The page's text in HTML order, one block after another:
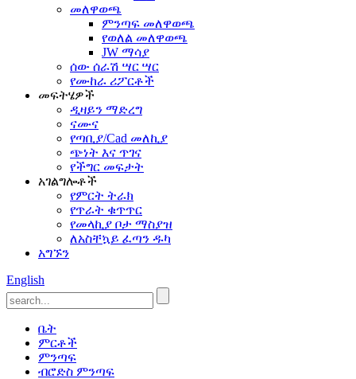
መለዋወጫ
ምንጣፍ መለዋወጫ
የወለል መለዋወጫ
JW ማሳያ
ሰው ሰራሽ ሣር ሣር
የሙከራ ሪፖርቶች
መፍትሄዎች
ዲዛይን ማድረግ
ናሙና
የጣቢያ/Cad መለኪያ
ጭነት እና ጥገና
የችግር መፍታት
አገልግሎቶች
የምርት ትራክ
የጥራት ቁጥጥር
የመላኪያ ቦታ ማስያዝ
ለአስቸኳይ ፈጣን ዱካ
አግኙን
English
ቤት
ምርቶች
ምንጣፍ
ብሮድስ ምንጣፍ